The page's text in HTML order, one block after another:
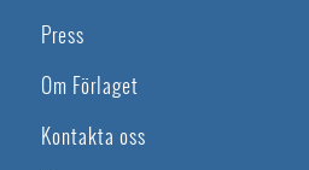
Press
Om Förlaget
Kontakta oss